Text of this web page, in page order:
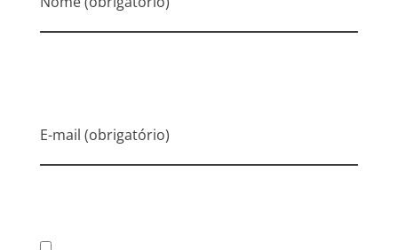
E-mail (obrigatório)